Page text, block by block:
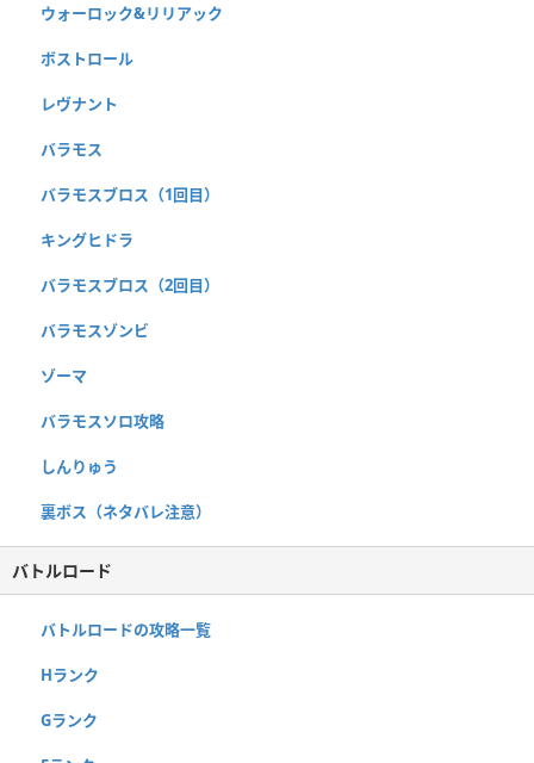
ウォーロック&リリアック
ボストロール
レヴナント
バラモス
バラモスブロス（1回目）
キングヒドラ
バラモスブロス（2回目）
バラモスゾンビ
ゾーマ
バラモスソロ攻略
しんりゅう
裏ボス（ネタバレ注意）
バトルロード
バトルロードの攻略一覧
Hランク
Gランク